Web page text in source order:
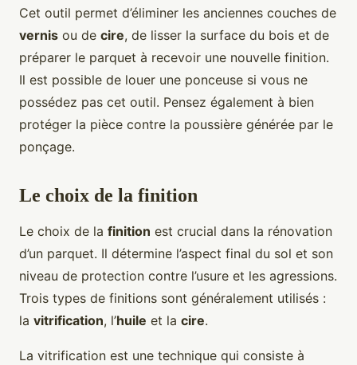
Cet outil permet d’éliminer les anciennes couches de
vernis ou de cire, de lisser la surface du bois et de
préparer le parquet à recevoir une nouvelle finition.
Il est possible de louer une ponceuse si vous ne
possédez pas cet outil. Pensez également à bien
protéger la pièce contre la poussière générée par le
ponçage.
Le choix de la finition
Le choix de la finition est crucial dans la rénovation
d’un parquet. Il détermine l’aspect final du sol et son
niveau de protection contre l’usure et les agressions.
Trois types de finitions sont généralement utilisés :
la vitrification, l’huile et la cire.
La vitrification est une technique qui consiste à